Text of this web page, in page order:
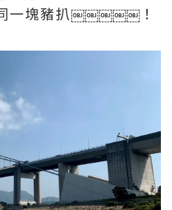
一塊豬扒￼￼￼￼￼！